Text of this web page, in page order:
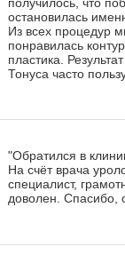
остановилась
Из всех процедур
понравилась
пластика.
Тонуса часто
"Обратился в
На счёт врача
специалист,
доволен. Спасибо,